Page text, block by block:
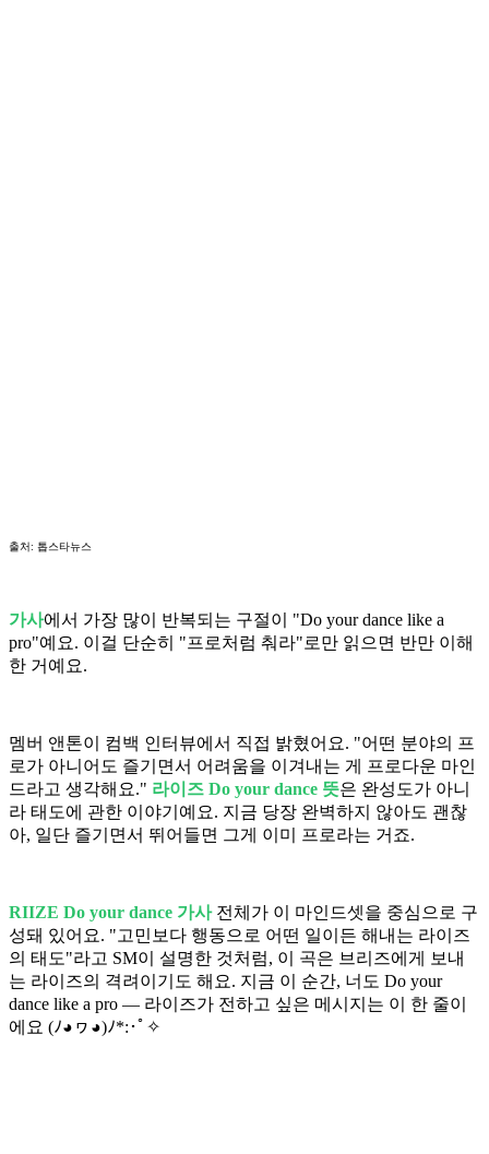
출처: 톱스타뉴스
가사에서 가장 많이 반복되는 구절이 "Do your dance like a
pro"예요. 이걸 단순히 "프로처럼 춰라"로만 읽으면 반만 이해
한 거예요.
멤버 앤톤이 컴백 인터뷰에서 직접 밝혔어요. "어떤 분야의 프
로가 아니어도 즐기면서 어려움을 이겨내는 게 프로다운 마인
드라고 생각해요." 라이즈 Do your dance 뜻은 완성도가 아니
라 태도에 관한 이야기예요. 지금 당장 완벽하지 않아도 괜찮
아, 일단 즐기면서 뛰어들면 그게 이미 프로라는 거죠.
RIIZE Do your dance 가사전체가 이 마인드셋을 중심으로 구
성돼 있어요. "고민보다 행동으로 어떤 일이든 해내는 라이즈
의 태도"라고 SM이 설명한 것처럼, 이 곡은 브리즈에게 보내
는 라이즈의 격려이기도 해요. 지금 이 순간, 너도 Do your
dance like a pro — 라이즈가 전하고 싶은 메시지는 이 한 줄이
에요 (ﾉ◕ヮ◕)ﾉ*:･ﾟ✧